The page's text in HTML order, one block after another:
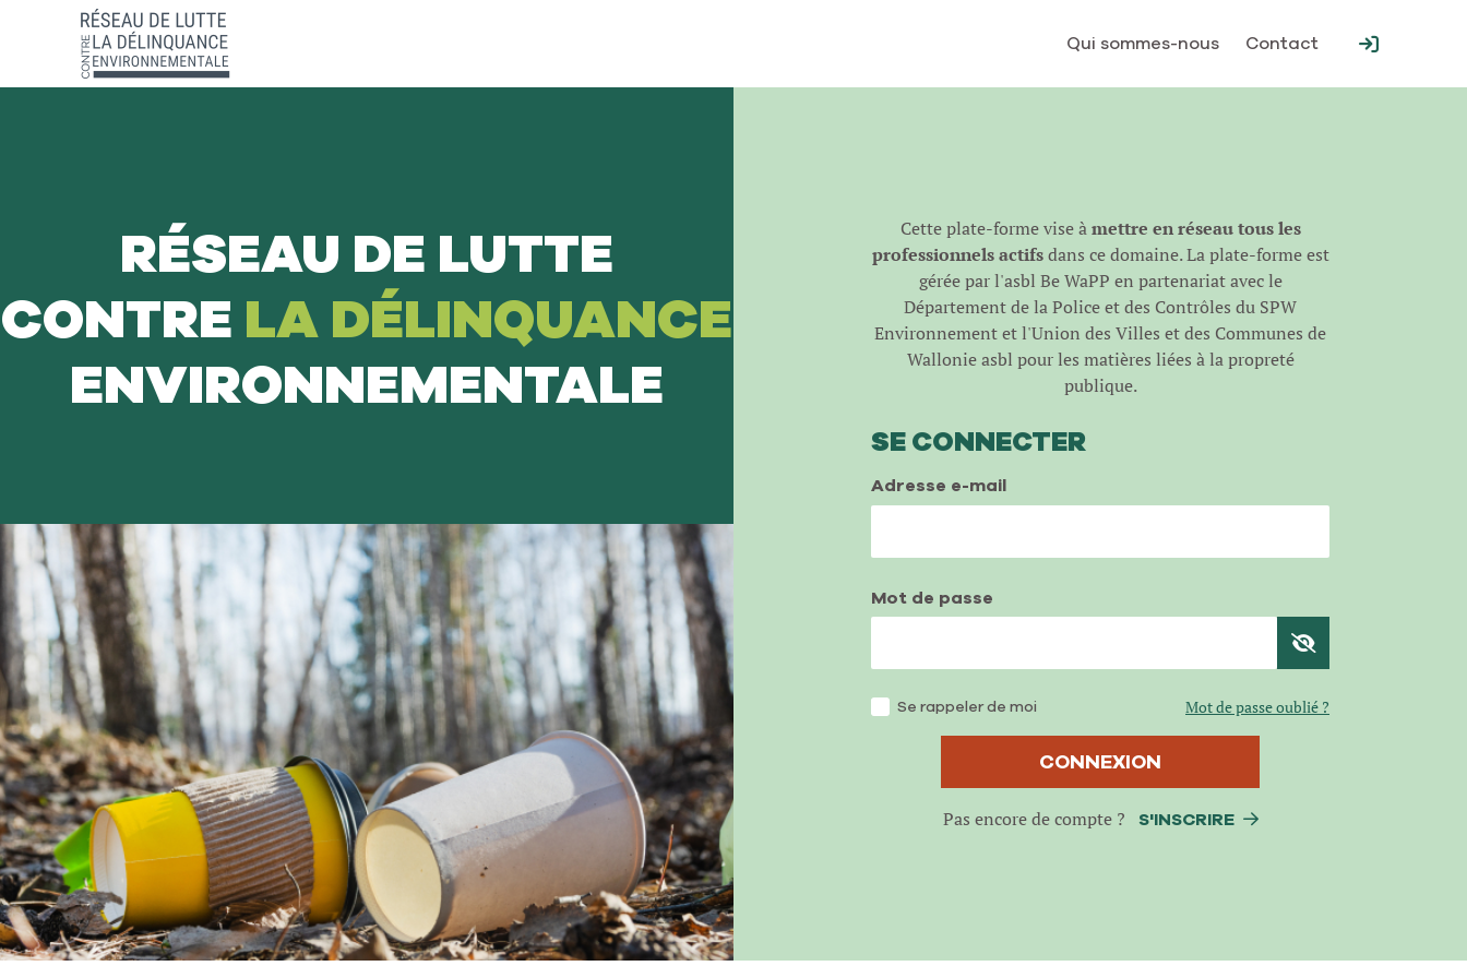
Qui sommes-nous Contact
RÉSEAU DE LUTTE
CONTRE LA DÉLINQUANCE
ENVIRONNEMENTALE
Cette plate-forme vise àmettre en réseau tous les
professionnels actifsdans ce domaine. La plate-forme est
gérée par l'asbl Be WaPP en partenariat avec le
Département de la Police et des Contrôles du SPW
Environnement et l'Union des Villes et des Communes de
Wallonie asbl pour les matières liées à la propreté
publique.
SE CONNECTER
Adresse e-mail
Mot de passe
Se rappeler de moi Mot de passe oublié ?
CONNEXION
Pas encore de compte ? S'INSCRIRE